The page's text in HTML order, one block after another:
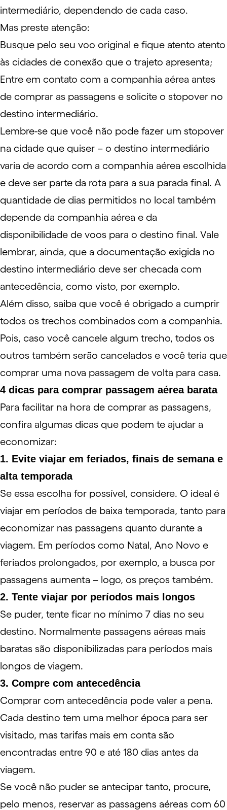
intermediário, dependendo de cada caso.
Mas preste atenção:
Busque pelo seu voo original e fique atento atento
às cidades de conexão que o trajeto apresenta;
Entre em contato com a companhia aérea antes
de comprar as passagens e solicite o stopover no
destino intermediário.
Lembre-se que você não pode fazer um stopover
na cidade que quiser – o destino intermediário
varia de acordo com a companhia aérea escolhida
e deve ser parte da rota para a sua parada final. A
quantidade de dias permitidos no local também
depende da companhia aérea e da
disponibilidade de voos para o destino final. Vale
lembrar, ainda, que a documentação exigida no
destino intermediário deve ser checada com
antecedência, como visto, por exemplo.
Além disso, saiba que você é obrigado a cumprir
todos os trechos combinados com a companhia.
Pois, caso você cancele algum trecho, todos os
outros também serão cancelados e você teria que
comprar uma nova passagem de volta para casa.
4 dicas para comprar passagem aérea barata
Para facilitar na hora de comprar as passagens,
confira algumas dicas que podem te ajudar a
economizar:
1. Evite viajar em feriados, finais de semana e
alta temporada
Se essa escolha for possível, considere. O ideal é
viajar em períodos de baixa temporada, tanto para
economizar nas passagens quanto durante a
viagem. Em períodos como Natal, Ano Novo e
feriados prolongados, por exemplo, a busca por
passagens aumenta – logo, os preços também.
2. Tente viajar por períodos mais longos
Se puder, tente ficar no mínimo 7 dias no seu
destino. Normalmente passagens aéreas mais
baratas são disponibilizadas para períodos mais
longos de viagem.
3. Compre com antecedência
Comprar com antecedência pode valer a pena.
Cada destino tem uma melhor época para ser
visitado, mas tarifas mais em conta são
encontradas entre 90 e até 180 dias antes da
viagem.
Se você não puder se antecipar tanto, procure,
pelo menos, reservar as passagens aéreas com 60